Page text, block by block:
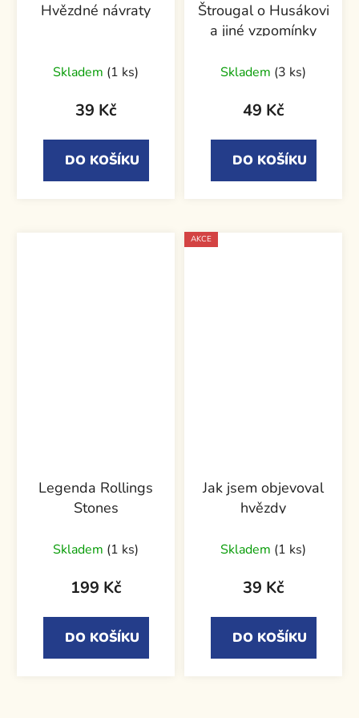
Hvězdné návraty
Skladem (1 ks)
39 Kč
DO KOŠÍKU
Štrougal o Husákovi
a jiné vzpomínky
Skladem (3 ks)
49 Kč
DO KOŠÍKU
Legenda Rollings
Stones
Skladem (1 ks)
199 Kč
DO KOŠÍKU
AKCE
Jak jsem objevoval
hvězdy
Skladem (1 ks)
39 Kč
DO KOŠÍKU